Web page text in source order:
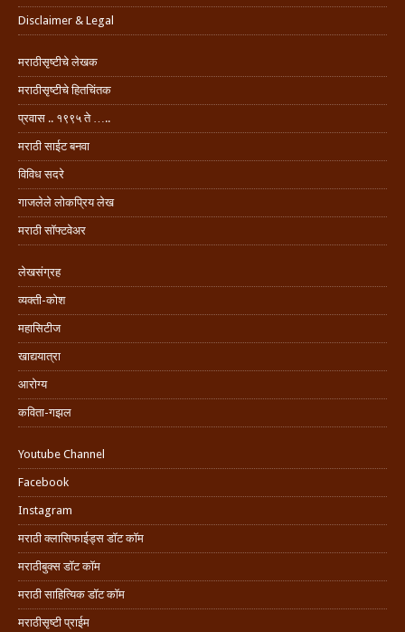
Disclaimer & Legal
मराठीसृष्टीचे लेखक
मराठीसृष्टीचे हितचिंतक
प्रवास .. १९९५ ते …..
मराठी साईट बनवा
विविध सदरे
गाजलेले लोकप्रिय लेख
मराठी सॉफ्टवेअर
लेखसंग्रह
व्यक्ती-कोश
महासिटीज
खाद्ययात्रा
आरोग्य
कविता-गझल
Youtube Channel
Facebook
Instagram
मराठी क्लासिफाईड्स डॉट कॉम
मराठीबुक्स डॉट कॉम
मराठी साहित्यिक डॉट कॉम
मराठीसृष्टी प्राईम